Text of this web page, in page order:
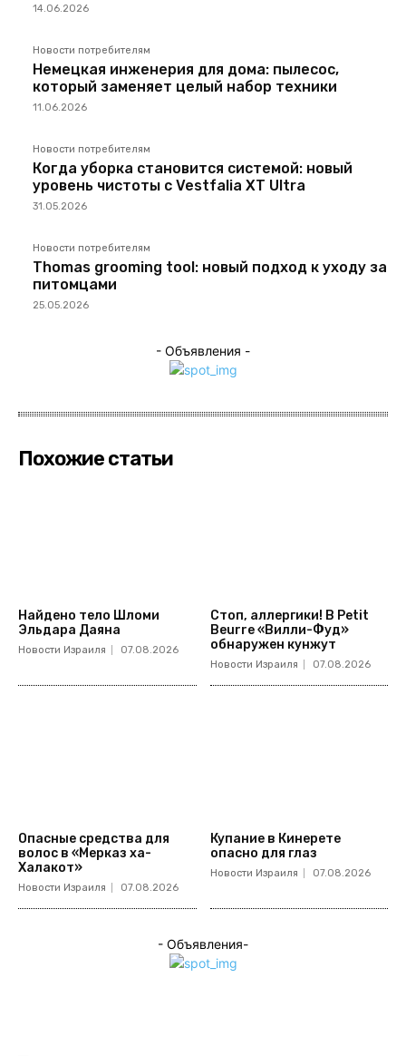
14.06.2026
Новости потребителям
Немецкая инженерия для дома: пылесос,
который заменяет целый набор техники
11.06.2026
Новости потребителям
Когда уборка становится системой: новый
уровень чистоты с Vestfalia XT Ultra
31.05.2026
Новости потребителям
Thomas grooming tool: новый подход к уходу за
питомцами
25.05.2026
- Объявления -
Похожие статьи
Найдено тело Шломи
Эльдара Даяна
Новости Израиля 07.08.2026
Стоп, аллергики! В Petit
Beurre «Вилли-Фуд»
обнаружен кунжут
Новости Израиля 07.08.2026
Опасные средства для
волос в «Мерказ ха-
Халакот»
Новости Израиля 07.08.2026
Купание в Кинерете
опасно для глаз
Новости Израиля 07.08.2026
- Объявления-